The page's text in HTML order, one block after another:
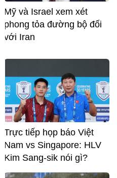
Mỹ và Israel xem xét
phong tỏa đường bộ đối
với Iran
Trực tiếp họp báo Việt
Nam vs Singapore: HLV
Kim Sang-sik nói gì?